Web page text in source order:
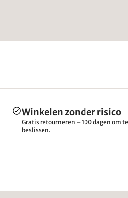
Winkelen zonder risico
Gratis retourneren – 100 dagen om te
beslissen.